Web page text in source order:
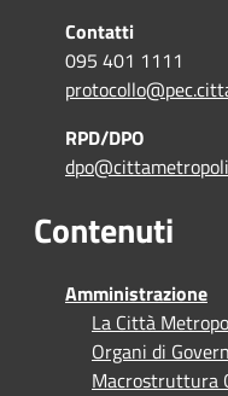
Contatti
095 401 1111
RPD/DPO
Contenuti
Amministrazione
La Città
Organi di
Macrostruttura